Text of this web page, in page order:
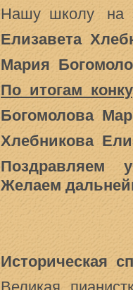
Нашу школу на
Елизавета
Мария
По итогам
Богомолова
Хлебникова
Поздравляем
Желаем
Историческая